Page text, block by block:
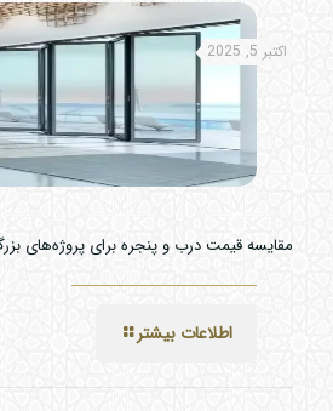
اکتبر 5, 2025
مقایسه قیمت درب و پنجره برای پروژه‌های
اطلاعات بیشتر